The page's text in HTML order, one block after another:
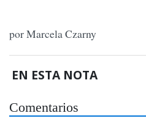
por Marcela Czarny
EN ESTA NOTA
Comentarios